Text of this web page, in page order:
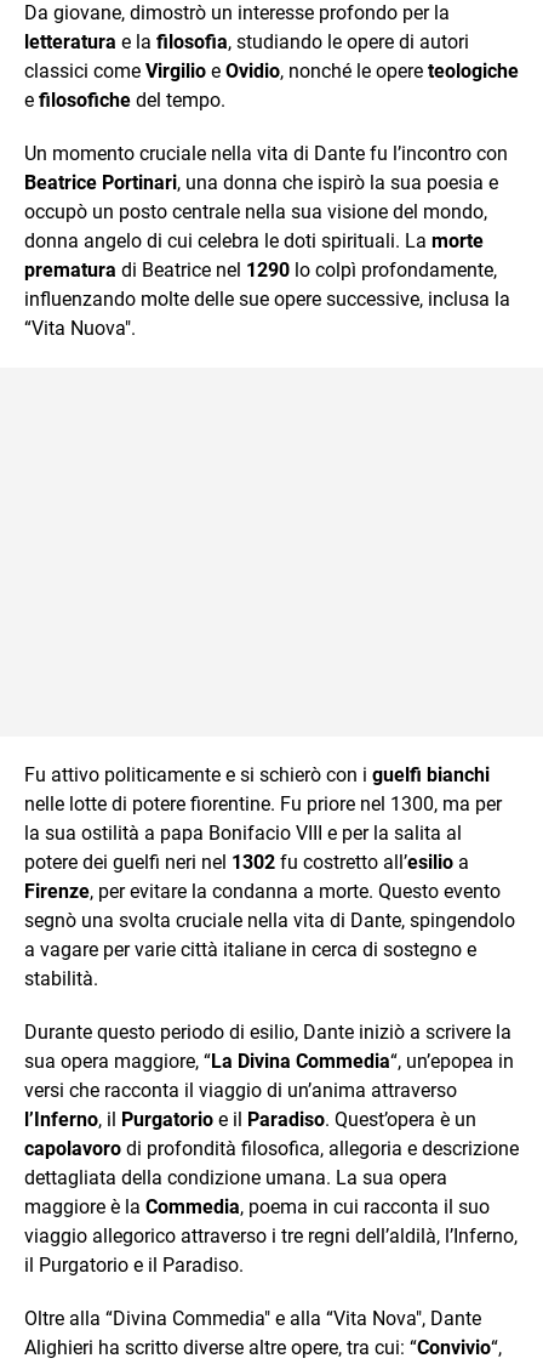
Da giovane, dimostrò un interesse profondo per la
letteratura e la filosofia, studiando le opere di autori
classici come Virgilio e Ovidio, nonché le opere teologiche
e filosofiche del tempo.
Un momento cruciale nella vita di Dante fu l’incontro con
Beatrice Portinari, una donna che ispirò la sua poesia e
occupò un posto centrale nella sua visione del mondo,
donna angelo di cui celebra le doti spirituali. La morte
prematura di Beatrice nel 1290 lo colpì profondamente,
influenzando molte delle sue opere successive, inclusa la
“Vita Nuova".
Fu attivo politicamente e si schierò con i guelfi bianchi
nelle lotte di potere fiorentine. Fu priore nel 1300, ma per
la sua ostilità a papa Bonifacio VIII e per la salita al
potere dei guelfi neri nel 1302 fu costretto all’esilio a
Firenze, per evitare la condanna a morte. Questo evento
segnò una svolta cruciale nella vita di Dante, spingendolo
a vagare per varie città italiane in cerca di sostegno e
stabilità.
Durante questo periodo di esilio, Dante iniziò a scrivere la
sua opera maggiore, “La Divina Commedia“, un’epopea in
versi che racconta il viaggio di un’anima attraverso
l’Inferno, il Purgatorio e il Paradiso. Quest’opera è un
capolavoro di profondità filosofica, allegoria e descrizione
dettagliata della condizione umana. La sua opera
maggiore è la Commedia, poema in cui racconta il suo
viaggio allegorico attraverso i tre regni dell’aldilà, l’Inferno,
il Purgatorio e il Paradiso.
Oltre alla “Divina Commedia" e alla “Vita Nova", Dante
Alighieri ha scritto diverse altre opere, tra cui: “Convivio“,